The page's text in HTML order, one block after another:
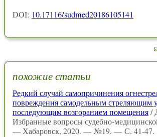
DOI: 10.17116/sudmed20186105141
похожие статьи
Редкий случай самопричинения
повреждения самодельным стреляющим
последующим возгоранием помещения/
Избранные вопросы судебно-
— Хабаровск, 2020. — №19. — С. 41-47.